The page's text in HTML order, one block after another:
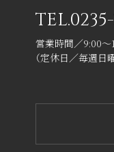
TEL.
営業時間／9:00～
（定休日／毎週日